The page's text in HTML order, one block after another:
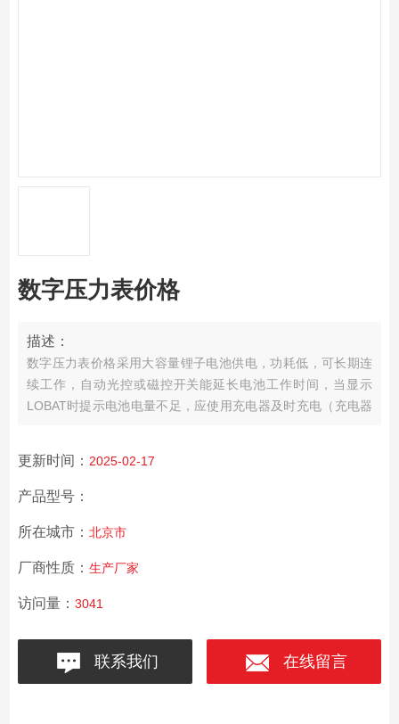
数字压力表价格
描述：
数字压力表价格采用大容量锂子电池供电，功耗低，可长期连
续工作，自动光控或磁控开关能延长电池工作时间，当显示
LOBAT时提示电池电量不足，应使用充电器及时充电（充电器
更新时间： 2025-02-17
产品型号：
所在城市： 北京市
厂商性质： 生产厂家
访问量： 3041
联系我们 在线留言